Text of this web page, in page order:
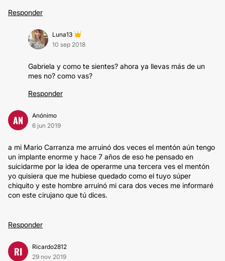
Responder
Luna13
10 sep 2018
Gabriela y como te sientes? ahora ya llevas más de un
mes no? como vas?
Responder
AN
Anónimo
6 jun 2019
a mi Mario Carranza me arruinó dos veces el mentón aún tengo
un implante enorme y hace 7 años de eso he pensado en
suicidarme por la idea de operarme una tercera ves el mentón
yo quisiera que me hubiese quedado como el tuyo súper
chiquito y este hombre arruinó mi cara dos veces me informaré
con este cirujano que tú dices.
Responder
RI
Ricardo2812
29 nov 2019